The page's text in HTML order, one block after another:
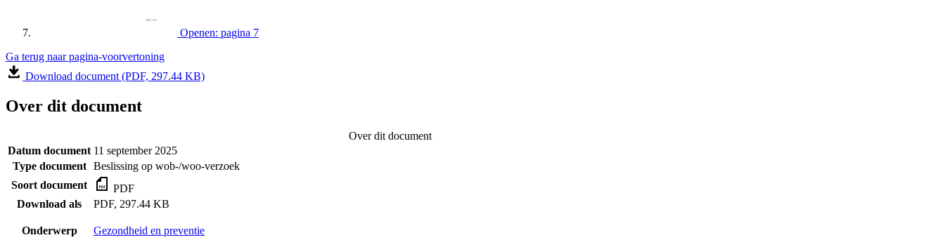
Openen: pagina 7
Ga terug naar pagina-voorvertoning
Download document (PDF, 297.44 KB)
Over dit document
Over dit document
Datum document 11 september 2025
Type document
Beslissing op wob-/woo-verzoek
Soort document
PDF
Download als
PDF, 297.44 KB
Onderwerp Gezondheid en preventie